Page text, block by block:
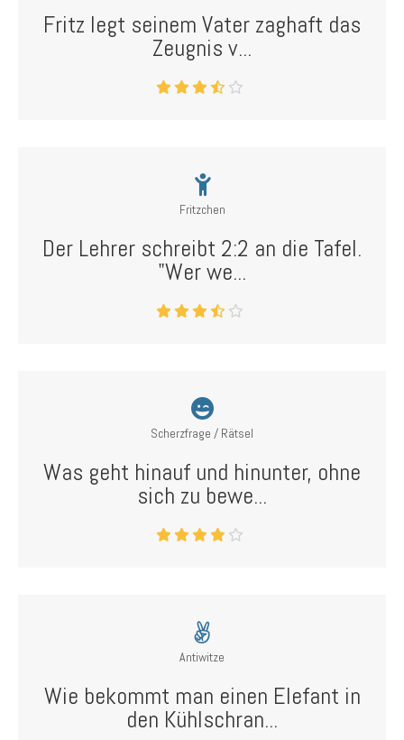
Fritz legt seinem Vater zaghaft das
Zeugnis v...
Fritzchen
Der Lehrer schreibt 2:2 an die Tafel.
"Wer we...
Scherzfrage / Rätsel
Was geht hinauf und hinunter, ohne
sich zu bewe...
Antiwitze
Wie bekommt man einen Elefant in
den Kühlschran...